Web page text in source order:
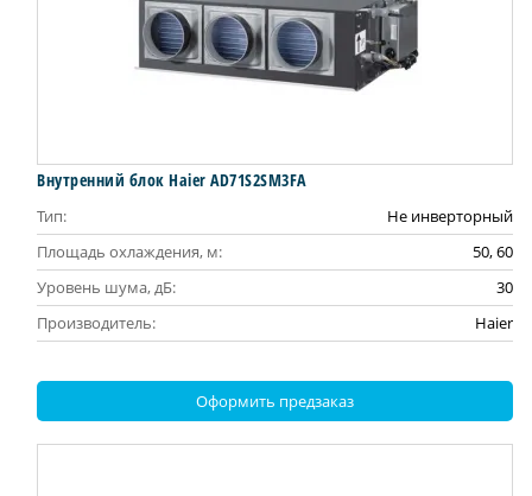
Внутренний блок Haier AD71S2SM3FA
Тип:
Не инверторный
Площадь охлаждения, м:
50, 60
Уровень шума, дБ:
30
Производитель:
Haier
Оформить предзаказ